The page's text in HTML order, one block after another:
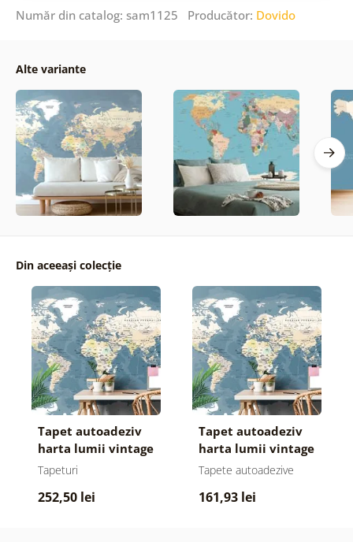
Număr din catalog: sam1125 Producător: Dovido
Alte variante
Din aceeași colecție
Tapet autoadeziv
harta lumii vintage
Tapeturi
252,50 lei
Tapet autoadeziv
harta lumii vintage
Tapete autoadezive
161,93 lei